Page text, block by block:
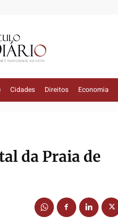
Cidades Direitos Economia
da Praia de